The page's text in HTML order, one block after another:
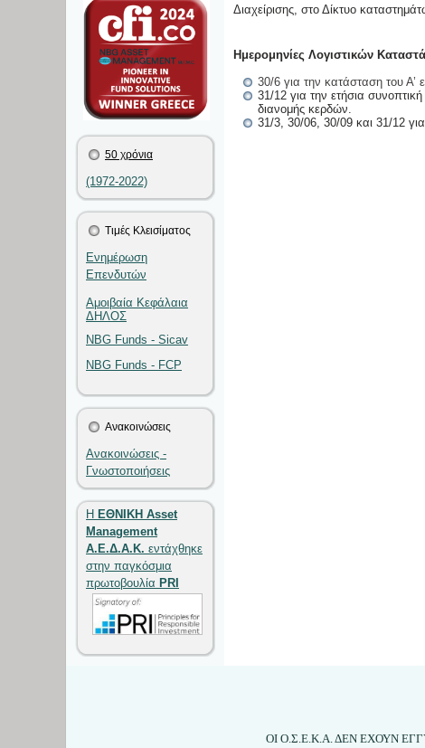
50 χρόνια
(1972-2022)
Τιμές Κλεισίματος
Ενημέρωση
Επενδυτών
Αμοιβαία Κεφάλαια
ΔΗΛΟΣ
NBG Funds - Sicav
NBG Funds - FCP
Ανακοινώσεις
Ανακοινώσεις -
Γνωστοποιήσεις
Η ΕΘΝΙΚΗ Asset
Management
Α.Ε.Δ.Α.Κ. εντάχθηκε
στην παγκόσμια
πρωτοβουλία PRI
Διαχείρισης, στο Δίκτυο
Ημερομηνίες Λογιστικών
30/6 για την κατάσταση του Α’
31/12 για την ετήσια
διανομής κερδών.
31/3, 30/06, 30/09 και 31/12 για
ΟΙ Ο.Σ.Ε.Κ.Α. ΔΕΝ ΕΧΟΥΝ